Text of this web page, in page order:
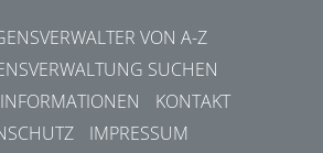
VON A-Z
SUCHEN
KONTAKT
IMPRESSUM